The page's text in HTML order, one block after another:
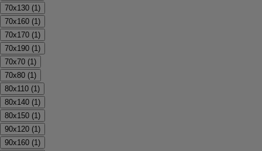
70x130 (1 )
70x160 (1 )
70x170 (1 )
70x190 (1 )
70x70 (1 )
70x80 (1 )
80x110 (1 )
80x140 (1 )
80x150 (1 )
90x120 (1 )
90x160 (1 )